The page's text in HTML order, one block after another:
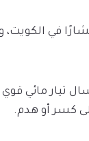
في
مائي قوي
كسر أو هدم.